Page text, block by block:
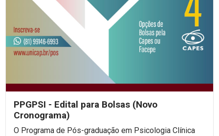
PPGPSI - Edital para Bolsas (Novo
Cronograma)
O Programa de Pós-graduação em Psicologia Clínica